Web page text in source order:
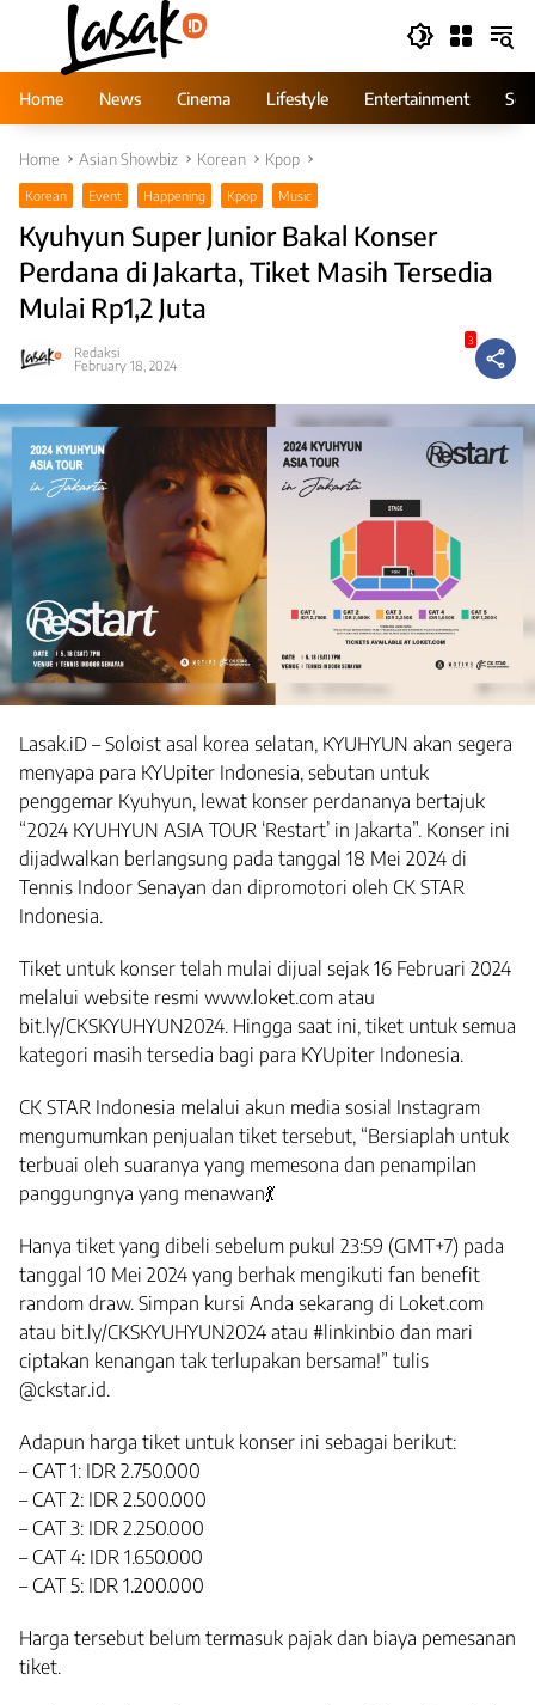
Home
News Cinema Lifestyle Entertainment
Home Asian Showbiz Korean Kpop
Korean Event Happening Kpop Music
Kyuhyun Super Junior Bakal Konser
Perdana di Jakarta, Tiket Masih Tersedia
Mulai Rp1,2 Juta
Redaksi
February 18, 2024
3
Lasak.iD – Soloist asal korea selatan, KYUHYUN akan segera
menyapa para KYUpiter Indonesia, sebutan untuk
penggemar Kyuhyun, lewat konser perdananya bertajuk
“2024 KYUHYUN ASIA TOUR ‘Restart’ in Jakarta”. Konser ini
dijadwalkan berlangsung pada tanggal 18 Mei 2024 di
Tennis Indoor Senayan dan dipromotori oleh CK STAR
Indonesia.
Tiket untuk konser telah mulai dijual sejak 16 Februari 2024
melalui website resmi www.loket.com atau
bit.ly/CKSKYUHYUN2024. Hingga saat ini, tiket untuk semua
kategori masih tersedia bagi para KYUpiter Indonesia.
CK STAR Indonesia melalui akun media sosial Instagram
mengumumkan penjualan tiket tersebut, “Bersiaplah untuk
terbuai oleh suaranya yang memesona dan penampilan
panggungnya yang menawan💃
Hanya tiket yang dibeli sebelum pukul 23:59 (GMT+7) pada
tanggal 10 Mei 2024 yang berhak mengikuti fan benefit
random draw. Simpan kursi Anda sekarang di Loket.com
atau bit.ly/CKSKYUHYUN2024 atau #linkinbio​ dan mari
ciptakan kenangan tak terlupakan bersama!” tulis
@ckstar.id.
Adapun harga tiket untuk konser ini sebagai berikut:
– CAT 1: IDR 2.750.000
– CAT 2: IDR 2.500.000
– CAT 3: IDR 2.250.000
– CAT 4: IDR 1.650.000
– CAT 5: IDR 1.200.000
Harga tersebut belum termasuk pajak dan biaya pemesanan
tiket.